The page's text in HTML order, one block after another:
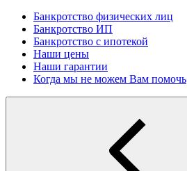
Банкротство физических лиц
Банкротство ИП
Банкротство с ипотекой
Наши цены
Наши гарантии
Когда мы не можем Вам помочь